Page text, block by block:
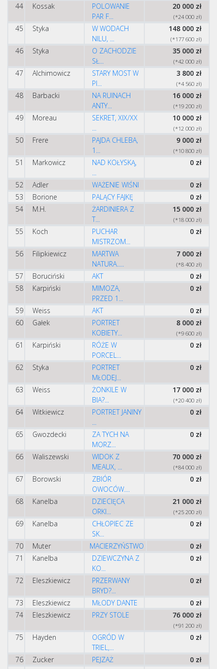
44 Kossak
POLOWANIE
PAR F...
20 000 zł
(*24 000 zł)
45 Styka
W WODACH
NILU, ...
148 000 zł
(*177 600 zł)
46 Styka
O ZACHODZIE
SŁ...
35 000 zł
(*42 000 zł)
47 Alchimowicz
STARY MOST W
PI...
3 800 zł
(*4 560 zł)
48 Barbacki
NA RUINACH
ANTY...
16 000 zł
(*19 200 zł)
49 Moreau
SEKRET, XIX/XX
...
10 000 zł
(*12 000 zł)
50 Frere
PAJDA CHLEBA,
1...
9 000 zł
(*10 800 zł)
51 Markowicz
NAD KOŁYSKĄ,
...
0 zł
52 Adler WAŻENIE WIŚNI
0 zł
53
Borione PALĄCY FAJKĘ
0 zł
54
M.H.
ŻARDINIERA Z
T...
15 000 zł
(*18 000 zł)
55 Koch
PUCHAR
MISTRZOM...
0 zł
56 Filipkiewicz
MARTWA
NATURA.....
7 000 zł
(*8 400 zł)
57 Boruciński AKT
0 zł
58
Karpiński
MIMOZA,
PRZED 1...
0 zł
59 Weiss AKT
0 zł
60
Gałek
PORTRET
KOBIETY...
8 000 zł
(*9 600 zł)
61 Karpiński
RÓŻE W
PORCEL...
0 zł
62 Styka
PORTRET
MŁODEJ...
0 zł
63 Weiss
ŻONKILE W
BIA?...
17 000 zł
(*20 400 zł)
64 Witkiewicz
PORTRET JANINY
...
0 zł
65 Gwozdecki
ZA TYCH NA
MORZ...
0 zł
66 Waliszewski
WIDOK Z
MEAUX, ...
70 000 zł
(*84 000 zł)
67 Borowski
ZBIÓR
OWOCÓW....
0 zł
68 Kanelba
DZIECIĘCA
ORKI...
21 000 zł
(*25 200 zł)
69 Kanelba
CHŁOPIEC ZE
SK...
0 zł
70 Muter MACIERZYŃSTWO
0 zł
71
Kanelba
DZIEWCZYNA Z
KO...
0 zł
72 Eleszkiewicz
PRZERWANY
BRYD?...
0 zł
73 Eleszkiewicz MŁODY DANTE
0 zł
74
Eleszkiewicz PRZY STOLE 76 000 zł
(*91 200 zł)
75 Hayden
OGRÓD W
TRIEL,...
0 zł
76 Zucker PEJZAŻ
0 zł